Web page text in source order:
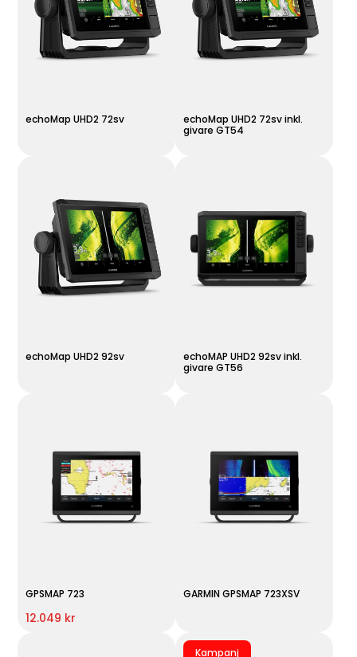
echoMap UHD2 72sv
echoMap UHD2 72sv inkl.
givare GT54
echoMap UHD2 92sv
echoMAP UHD2 92sv inkl.
givare GT56
GPSMAP 723
12.049 kr
GARMIN GPSMAP 723XSV
Kampanj